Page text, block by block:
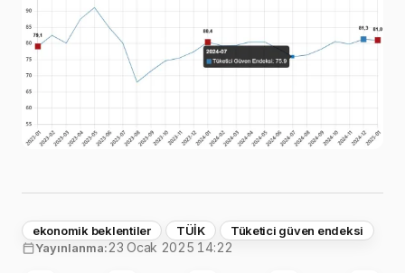
ekonomik beklentiler TÜİK
Tüketici güven endeksi
Yayınlanma:23 Ocak 2025 14:22